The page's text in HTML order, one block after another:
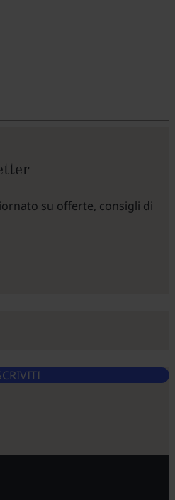
su offerte, consigli di